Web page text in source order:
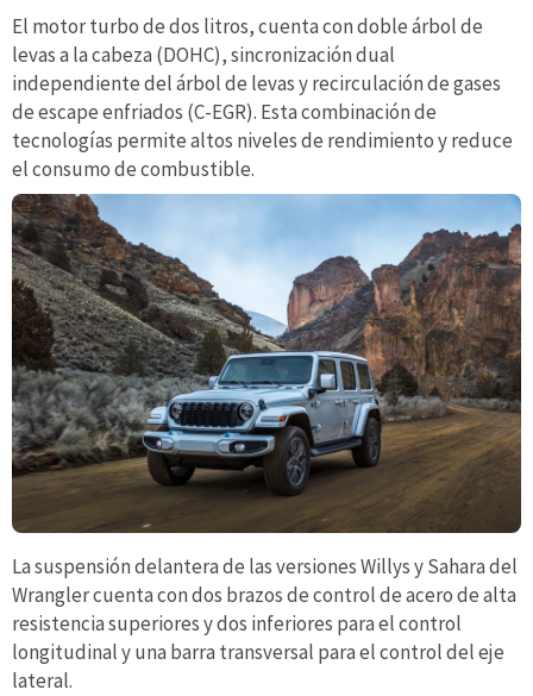
El motor turbo de dos litros, cuenta con doble árbol de
levas a la cabeza (DOHC), sincronización dual
independiente del árbol de levas y recirculación de gases
de escape enfriados (C-EGR). Esta combinación de
tecnologías permite altos niveles de rendimiento y reduce
el consumo de combustible.
La suspensión delantera de las versiones Willys y Sahara del
Wrangler cuenta con dos brazos de control de acero de alta
resistencia superiores y dos inferiores para el control
longitudinal y una barra transversal para el control del eje
lateral.